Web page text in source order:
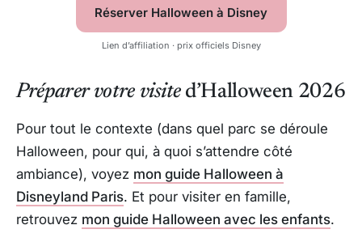
Réserver Halloween à Disney
Lien d’affiliation · prix officiels Disney
Préparer votre visited’Halloween 2026
Pour tout le contexte (dans quel parc se déroule
Halloween, pour qui, à quoi s’attendre côté
ambiance), voyez mon guide Halloween à
Disneyland Paris. Et pour visiter en famille,
retrouvez mon guide Halloween avec les enfants.